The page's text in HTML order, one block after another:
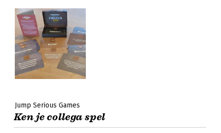
Jump Serious Games
Ken je collega spel